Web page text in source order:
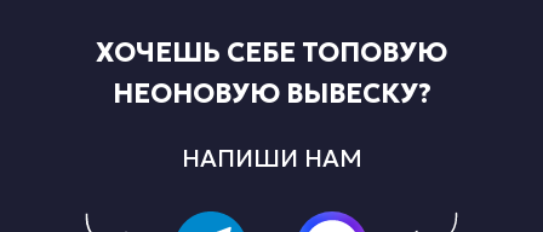
НАПИШИ НАМ
ХОЧЕШЬ СЕБЕ ТОПОВУЮ
НЕОНОВУЮ ВЫВЕСКУ?